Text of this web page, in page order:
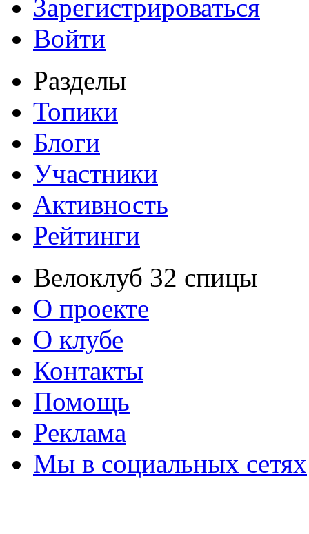
Зарегистрироваться
Войти
Разделы
Топики
Блоги
Участники
Активность
Рейтинги
Велоклуб 32 спицы
О проекте
О клубе
Контакты
Помощь
Реклама
Мы в социальных сетях